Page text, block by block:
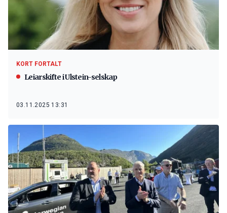
KORT FORTALT
Leiarskifte i Ulstein-selskap
03.11.2025 13:31